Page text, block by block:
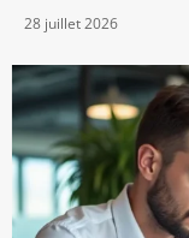
28 juillet 2026